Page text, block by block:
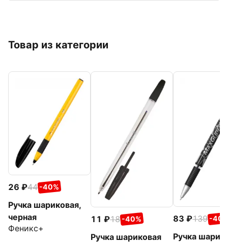
Товар из категории
26 44 -40%
Ручка шариковая,
черная
Феникс+
11 18 -40%
Ручка шариковая
83 139 -
Ручка